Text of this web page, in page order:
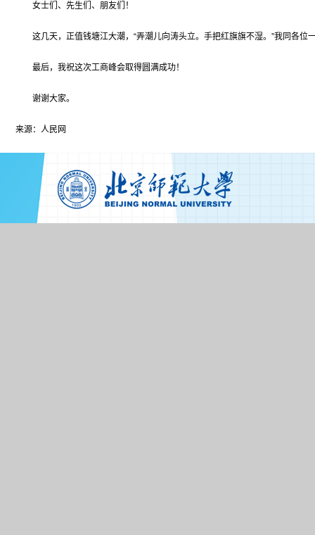
女士们、先生们、朋友们！
这几天，正值钱塘江大潮，“弄潮儿向涛头立。手把红旗旗不湿。”我同各位
最后，我祝这次工商峰会取得圆满成功！
谢谢大家。
来源：人民网